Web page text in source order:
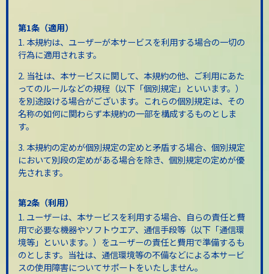
第1条（適用）
1. 本規約は、ユーザーが本サービスを利用する場合の一切の
行為に適用されます。
2. 当社は、本サービスに関して、本規約の他、ご利用にあた
ってのルールなどの規程（以下「個別規定」といいます。）
を別途設ける場合がございます。これらの個別規定は、その
名称の如何に関わらず本規約の一部を構成するものとしま
す。
3. 本規約の定めが個別規定の定めと矛盾する場合、個別規定
において別段の定めがある場合を除き、個別規定の定めが優
先されます。
第2条（利用）
1. ユーザーは、本サービスを利用する場合、自らの責任と費
用で必要な機器やソフトウエア、通信手段等（以下「通信環
境等」といいます。）をユーザーの責任と費用で準備するも
のとします。当社は、通信環境等の不備などによる本サービ
スの使用障害についてサポートをいたしません。